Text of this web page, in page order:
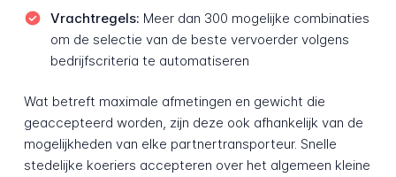
Vrachtregels: Meer dan 300 mogelijke combinaties
om de selectie van de beste vervoerder volgens
bedrijfscriteria te automatiseren
Wat betreft maximale afmetingen en gewicht die
geaccepteerd worden, zijn deze ook afhankelijk van de
mogelijkheden van elke partnertransporteur. Snelle
stedelijke koeriers accepteren over het algemeen kleine